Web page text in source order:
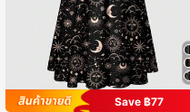
Save ฿77